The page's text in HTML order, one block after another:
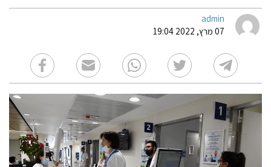
admin
07 מרץ, 2022 19:04